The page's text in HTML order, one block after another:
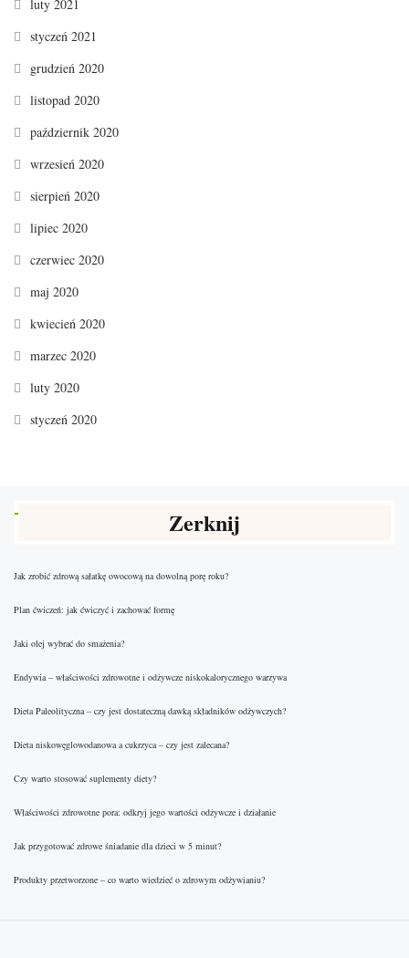
luty 2021
styczeń 2021
grudzień 2020
listopad 2020
październik 2020
wrzesień 2020
sierpień 2020
lipiec 2020
czerwiec 2020
maj 2020
kwiecień 2020
marzec 2020
luty 2020
styczeń 2020
Zerknij
Jak zrobić zdrową sałatkę owocową na dowolną porę roku?
Plan ćwiczeń: jak ćwiczyć i zachować formę
Jaki olej wybrać do smażenia?
Endywia – właściwości zdrowotne i odżywcze niskokalorycznego warzywa
Dieta Paleolityczna – czy jest dostateczną dawką składników odżywczych?
Dieta niskowęglowodanowa a cukrzyca – czy jest zalecana?
Czy warto stosować suplementy diety?
Właściwości zdrowotne pora: odkryj jego wartości odżywcze i działanie
Jak przygotować zdrowe śniadanie dla dzieci w 5 minut?
Produkty przetworzone – co warto wiedzieć o zdrowym odżywianiu?